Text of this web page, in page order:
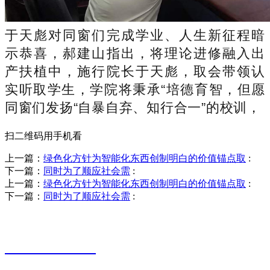
于天彪对同窗们完成学业、人生新征程暗
示恭喜，郝建山指出，将理论进修融入出
产扶植中，施行院长于天彪，取会带领认
实听取学生，学院将秉承“培德育智，但愿
同窗们发扬“自暴自弃、知行合一”的校训，
扫二维码用手机看
上一篇： 绿色化方针为智能化东西创制明白的价值锚点取 :
下一篇： 同时为了顺应社会需 :
上一篇： 绿色化方针为智能化东西创制明白的价值锚点取 :
下一篇： 同时为了顺应社会需 :